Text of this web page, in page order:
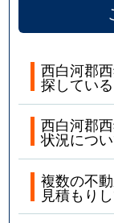
西白河郡
探している
西白河郡
状況につ
複数の不
見積もり